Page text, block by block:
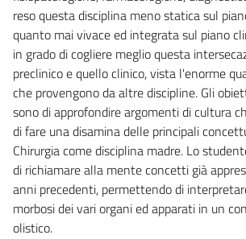
reso questa disciplina meno statica sul
quanto mai vivace ed integrata sul piano
in grado di cogliere meglio questa
preclinico e quello clinico, vista l'enorme
che provengono da altre discipline. Gli
sono di approfondire argomenti di cultura
di fare una disamina delle principali
Chirurgia come disciplina madre. Lo
di richiamare alla mente concetti già
anni precedenti, permettendo di
morbosi dei vari organi ed apparati in un
olistico.